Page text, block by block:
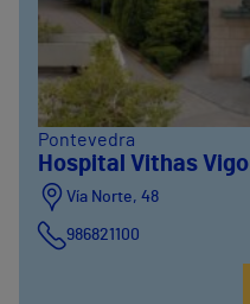
Pontevedra
Hospital Vithas Vigo
Vía Norte, 48
986821100